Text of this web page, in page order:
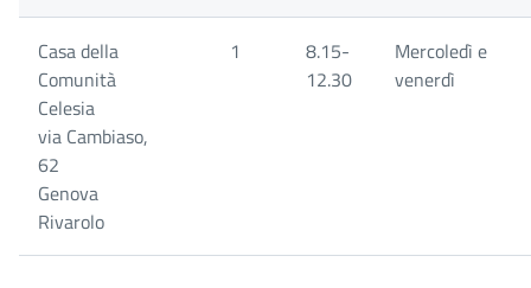
Casa della
Comunità
Celesia
via Cambiaso,
62
Genova
Rivarolo
1
8.15-
12.30
Mercoledì e
venerdì